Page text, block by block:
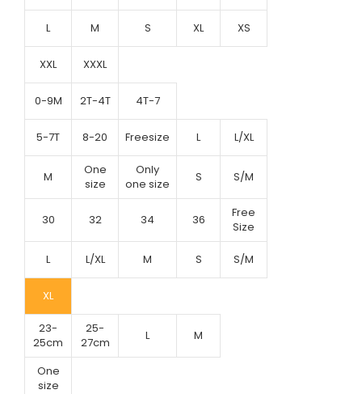
L M S XL XS
XXL XXXL
0-9M 2T-4T 4T-7
5-7T 8-20 Freesize L L/XL
M
One
size
Only
one size
S S/M
30 32 34 36
Free
Size
L L/XL M S S/M
XL
23-
25cm
25-
27cm
L M
One
size